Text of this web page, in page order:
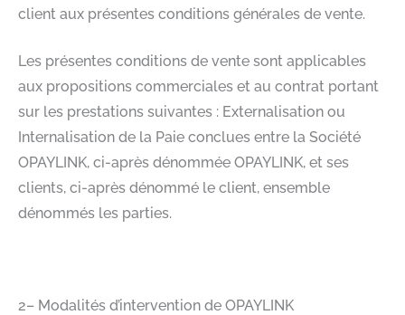
client aux présentes conditions générales de vente.​
Les présentes conditions de vente sont applicables
aux propositions commerciales et au contrat portant
sur les prestations suivantes : Externalisation ou
Internalisation de la Paie conclues entre la Société
OPAYLINK, ci-après dénommée OPAYLINK, et ses
clients, ci-après dénommé le client, ensemble
dénommés les parties.​
2– Modalités d’intervention de OPAYLINK​